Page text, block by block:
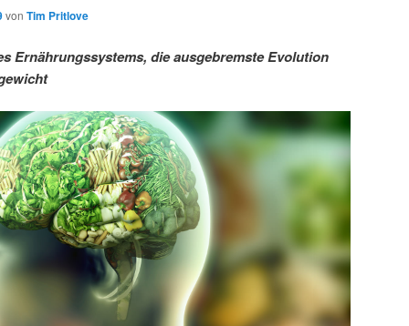
von Tim Pritlove
Ernährungssystems, die ausgebremste Evolution